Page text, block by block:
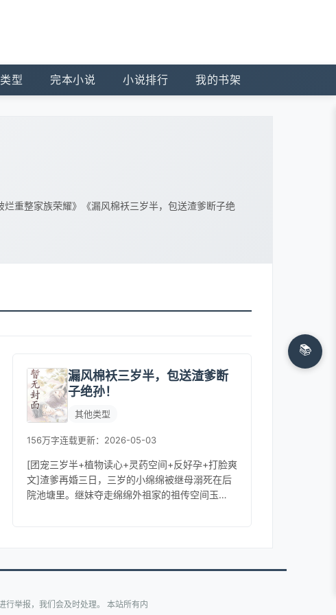
型 完本小说 小说排行 我的书架
重整家族荣耀》《漏风棉袄三岁半，包送渣爹断子绝
漏风棉袄三岁半，包送渣爹断
子绝孙！
其他类型
156万字连载更新：2026-05-03
[团宠三岁半+植物读心+灵药空间+反好孕+打脸爽
文]渣爹再婚三日，三岁的小绵绵被继母溺死在后
院池塘里。继妹夺走绵绵外祖家的祖传空间玉
📚
行举报，我们会及时处理。 本站所有内